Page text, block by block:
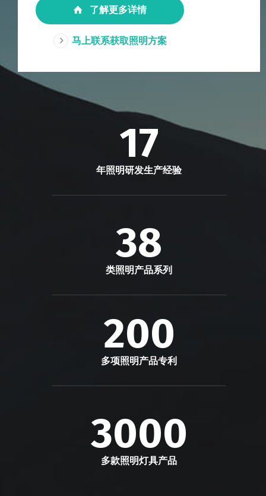
了解更多详情
马上联系获取照明方案
17
年照明研发生产经验
38
类照明产品系列
200
多项照明产品专利
3000
多款照明灯具产品